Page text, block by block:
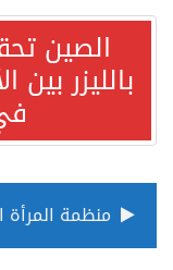
الصين
بالليزر